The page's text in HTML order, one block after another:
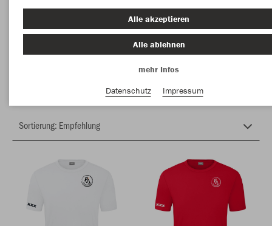
Herzlich Willkommen im Teamshop Realschule
Wassertruedingen
Alle akzeptieren
Alle ablehnen
mehr Infos
Datenschutz
Impressum